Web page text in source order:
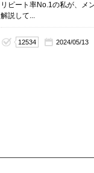
リピート率No.1の私が、メ
解説して...
12534 2024/05/13